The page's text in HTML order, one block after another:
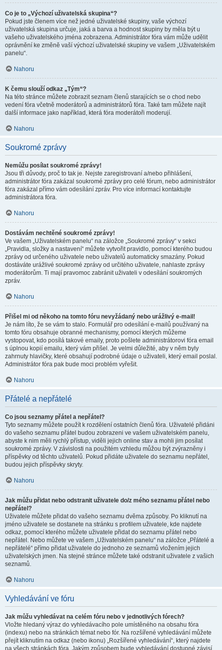
Co je to „Výchozí uživatelská skupina“?
Pokud jste členem více než jedné uživatelské skupiny, vaše výchozí
uživatelská skupina určuje, jaká a barva a hodnost skupiny by měla být u
vašeho uživatelského jména zobrazena. Administrátor fóra vám může udělit
oprávnění ke změně vaší výchozí uživatelské skupiny ve vašem „Uživatelském
panelu“.
Nahoru
K čemu slouží odkaz „Tým“?
Na této stránce můžete zobrazit seznam členů starajících se o chod nebo
vedení fóra včetně moderátorů a administrátorů fóra. Také tam můžete najít
další informace jako například, která fóra moderátoři moderují.
Nahoru
Soukromé zprávy
Nemůžu posílat soukromé zprávy!
Jsou tři důvody, proč to tak je. Nejste zaregistrovaní a/nebo přihlášení,
administrátor fóra zakázal soukromé zprávy pro celé fórum, nebo administrátor
fóra zakázal přímo vám odesílání zpráv. Pro více informací kontaktujte
administrátora fóra.
Nahoru
Dostávám nechtěné soukromé zprávy!
Ve vašem „Uživatelském panelu“ na záložce „Soukromé zprávy“ v sekci
„Pravidla, složky a nastavení“ můžete vytvořit pravidlo, pomocí kterého budou
zprávy od určeného uživatele nebo uživatelů automaticky smazány. Pokud
dostáváte urážlivé soukromé zprávy od určitého uživatele, nahlaste zprávy
moderátorům. Ti mají pravomoc zabránit uživateli v odesílání soukromých
zpráv.
Nahoru
Přišel mi od někoho na tomto fóru nevyžádaný nebo urážlivý e-mail!
Je nám líto, že se vám to stalo. Formulář pro odesílání e-mailů používaný na
tomto fóru obsahuje obranné mechanismy, pomocí kterých můžeme
vystopovat, kdo posílá takové emaily, proto pošlete administrátorovi fóra email
s úplnou kopií emailu, který vám přišel. Je velmi důležité, aby v něm byly
zahrnuty hlavičky, které obsahují podrobné údaje o uživateli, který email poslal.
Administrátor fóra pak bude moci problém vyřešit.
Nahoru
Přátelé a nepřátelé
Co jsou seznamy přátel a nepřátel?
Tyto seznamy můžete použít k rozdělení ostatních členů fóra. Uživatelé přidáni
do vašeho seznamu přátel budou zobrazeni ve vašem uživatelském panelu,
abyste k nim měli rychlý přístup, viděli jejich online stav a mohli jim posílat
soukromé zprávy. V závislosti na použitém vzhledu můžou být zvýrazněny i
příspěvky od těchto uživatelů. Pokud přidáte uživatele do seznamu nepřátel,
budou jejich příspěvky skryty.
Nahoru
Jak můžu přidat nebo odstranit uživatele do/z mého seznamu přátel nebo
nepřátel?
Uživatele můžete přidat do vašeho seznamu dvěma způsoby. Po kliknutí na
jméno uživatele se dostanete na stránku s profilem uživatele, kde najdete
odkaz, pomocí kterého můžete uživatele přidat do seznamu přátel nebo
nepřátel. Nebo můžete ve vašem „Uživatelském panelu“ na záložce „Přátelé a
nepřátelé“ přímo přidat uživatele do jednoho ze seznamů vložením jejich
uživatelských jmen. Na stejné stránce můžete také odstranit uživatele z vašich
seznamů.
Nahoru
Vyhledávání ve fóru
Jak můžu vyhledávat na celém fóru nebo v jednotlivých fórech?
Vložte hledaný výraz do vyhledávacího pole umístěného na obsahu fóra
(indexu) nebo na stránkách témat nebo fór. Na rozšířené vyhledávání můžete
přejít kliknutím na odkaz (nebo ikonu) „Rozšířené vyhledávání“, který najdete
na všech stránkách fóra. Jakým způsobem bude vyhledávání dostupné závisí